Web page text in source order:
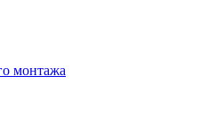
монтажа